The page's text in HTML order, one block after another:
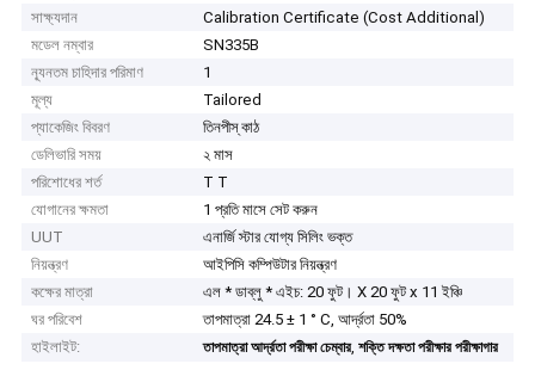
সাক্ষ্যদান
Calibration Certificate (Cost Additional)
মডেল নম্বার
SN335B
ন্যূনতম চাহিদার পরিমাণ
1
মূল্য
Tailored
প্যাকেজিং বিবরণ
তিনপীস্ কাঠ
ডেলিভারি সময়
২ মাস
পরিশোধের শর্ত
T T
যোগানের ক্ষমতা
1 প্রতি মাসে সেট করুন
UUT
এনার্জি স্টার যোগ্য সিলিং ভক্ত
নিয়ন্ত্রণ
আইপিসি কম্পিউটার নিয়ন্ত্রণ
কক্ষের মাত্রা
এল * ডাব্লু * এইচ: 20 ফুট। X 20 ফুট x 11 ইঞ্চি
ঘর পরিবেশ
তাপমাত্রা 24.5 ± 1 ° C, আর্দ্রতা 50%
হাইলাইট:
তাপমাত্রা আর্দ্রতা পরীক্ষা চেম্বার,শক্তি দক্ষতা পরীক্ষার পরীক্ষাগার